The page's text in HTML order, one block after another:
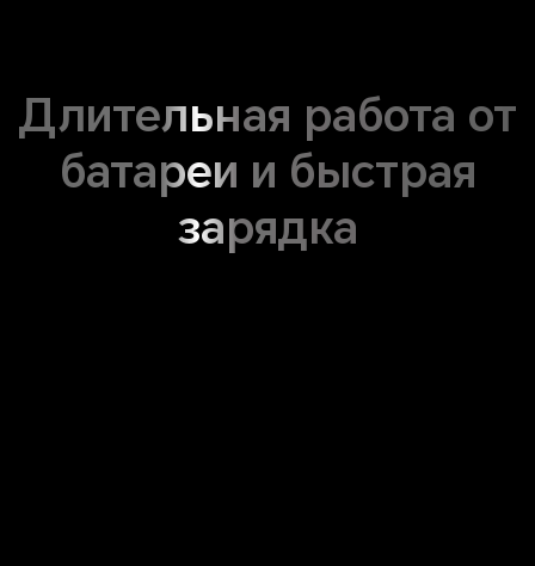
Длительная работа от
батареи и быстрая
зарядка